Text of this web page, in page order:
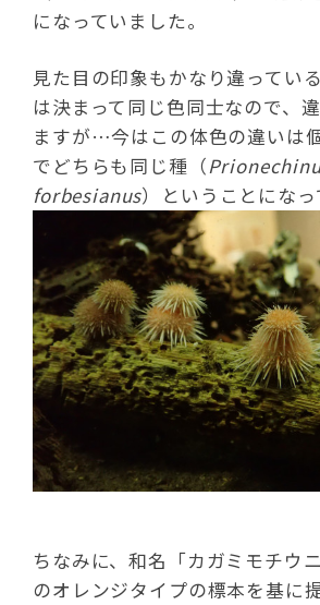
になっていました。
見た目の印象もかなり違ってい
は決まって同じ色同士なので、
ますが…今はこの体色の違いは
でどちらも同じ種（
forbesianus）ということになっ
ちなみに、和名「カガミモチウ
のオレンジタイプの標本を基に